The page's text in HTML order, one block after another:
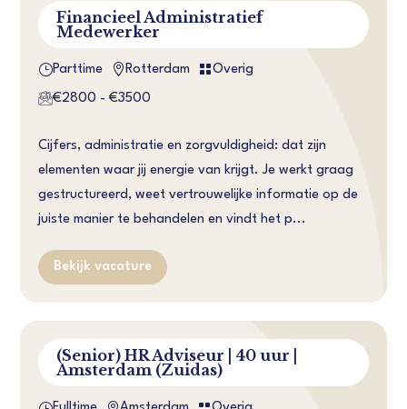
Financieel Administratief
Medewerker
}Parttime  Rotterdam Overig
€2800 - €3500
Cijfers, administratie en zorgvuldigheid: dat zijn
elementen waar jij energie van krijgt. Je werkt graag
gestructureerd, weet vertrouwelijke informatie op de
juiste manier te behandelen en vindt het p...
Bekijk vacature
(Senior) HR Adviseur | 40 uur |
Amsterdam (Zuidas)